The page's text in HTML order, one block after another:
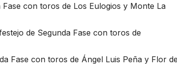
con toros de Los Eulogios y Monte La
de Segunda Fase con toros de
Fase con toros de Ángel Luis Peña y Flor